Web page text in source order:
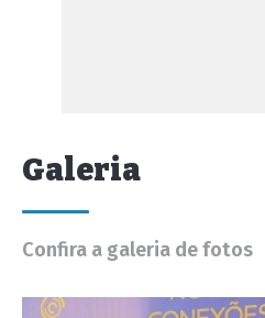
Galeria
Confira a galeria de fotos